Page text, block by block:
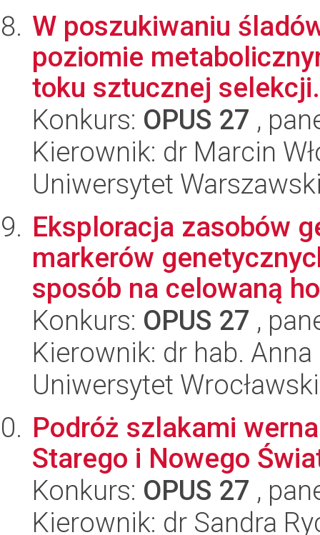
W poszukiwaniu
poziomie
toku sztucznej
Konkurs: OPUS 27 ,
Kierownik: dr Marcin
Uniwersytet
Eksploracja zasobów
markerów
sposób na celowaną
Konkurs: OPUS 27 ,
Kierownik: dr hab.
Uniwersytet Wrocławski
Podróż szlakami
Starego i Nowego
Konkurs: OPUS 27 ,
Kierownik: dr Sandra